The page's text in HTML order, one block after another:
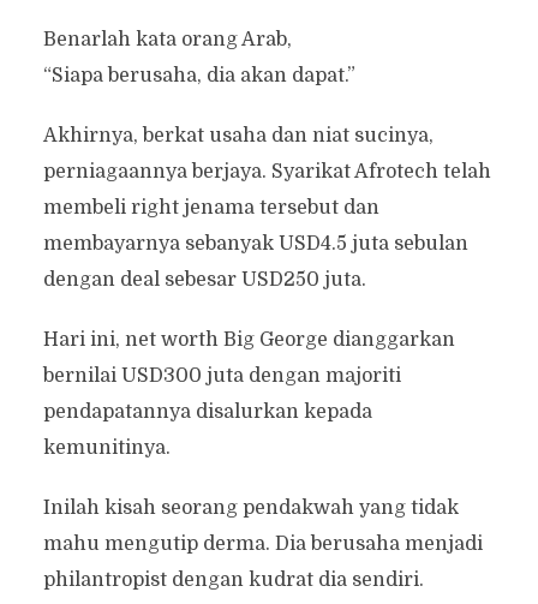
Benarlah kata orang Arab,
“Siapa berusaha, dia akan dapat.”
Akhirnya, berkat usaha dan niat sucinya,
perniagaannya berjaya. Syarikat Afrotech telah
membeli right jenama tersebut dan
membayarnya sebanyak USD4.5 juta sebulan
dengan deal sebesar USD250 juta.
Hari ini, net worth Big George dianggarkan
bernilai USD300 juta dengan majoriti
pendapatannya disalurkan kepada
kemunitinya.
Inilah kisah seorang pendakwah yang tidak
mahu mengutip derma. Dia berusaha menjadi
philantropist dengan kudrat dia sendiri.